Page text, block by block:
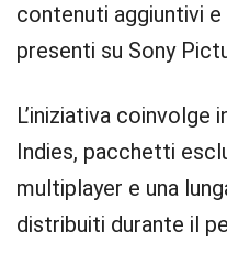
contenuti aggiuntivi
presenti su Sony
L’iniziativa
Indies, pacchetti
multiplayer e una
distribuiti durante il